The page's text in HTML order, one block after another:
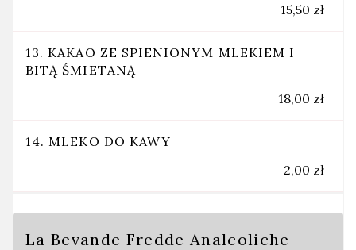
15,50 zł
13. KAKAO ZE SPIENIONYM MLEKIEM I
BITĄ ŚMIETANĄ
18,00 zł
14. MLEKO DO KAWY
2,00 zł
La Bevande Fredde Analcoliche